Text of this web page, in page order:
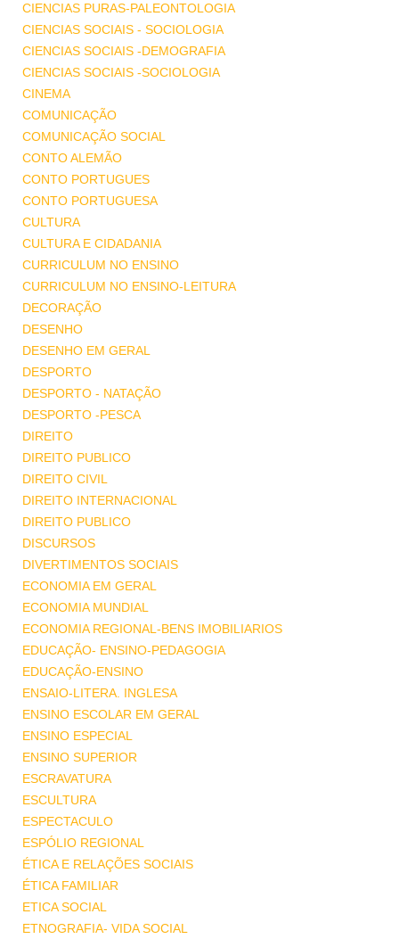
CIENCIAS PURAS-PALEONTOLOGIA
CIENCIAS SOCIAIS - SOCIOLOGIA
CIENCIAS SOCIAIS -DEMOGRAFIA
CIENCIAS SOCIAIS -SOCIOLOGIA
CINEMA
COMUNICAÇÃO
COMUNICAÇÃO SOCIAL
CONTO ALEMÃO
CONTO PORTUGUES
CONTO PORTUGUESA
CULTURA
CULTURA E CIDADANIA
CURRICULUM NO ENSINO
CURRICULUM NO ENSINO-LEITURA
DECORAÇÃO
DESENHO
DESENHO EM GERAL
DESPORTO
DESPORTO - NATAÇÃO
DESPORTO -PESCA
DIREITO
DIREITO PUBLICO
DIREITO CIVIL
DIREITO INTERNACIONAL
DIREITO PUBLICO
DISCURSOS
DIVERTIMENTOS SOCIAIS
ECONOMIA EM GERAL
ECONOMIA MUNDIAL
ECONOMIA REGIONAL-BENS IMOBILIARIOS
EDUCAÇÃO- ENSINO-PEDAGOGIA
EDUCAÇÃO-ENSINO
ENSAIO-LITERA. INGLESA
ENSINO ESCOLAR EM GERAL
ENSINO ESPECIAL
ENSINO SUPERIOR
ESCRAVATURA
ESCULTURA
ESPECTACULO
ESPÓLIO REGIONAL
ÉTICA E RELAÇÕES SOCIAIS
ÉTICA FAMILIAR
ETICA SOCIAL
ETNOGRAFIA- VIDA SOCIAL